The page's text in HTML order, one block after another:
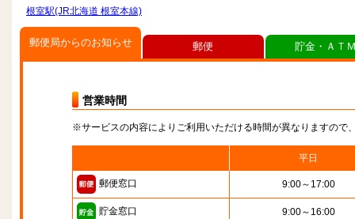
根室駅(JR北海道 根室本線)
郵便局からのお知らせ
営業時間
※サービスの内容によりご利用いただける時間が異なりますので
平日
郵便窓口 9:00～17:00
貯金窓口 9:00～16:00
郵便 貯金・ＡＴ